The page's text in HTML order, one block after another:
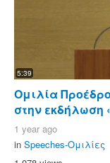
5:39
Ομιλία
στην εκδήλωση
1 year ago
in Speeches-Ομιλίες